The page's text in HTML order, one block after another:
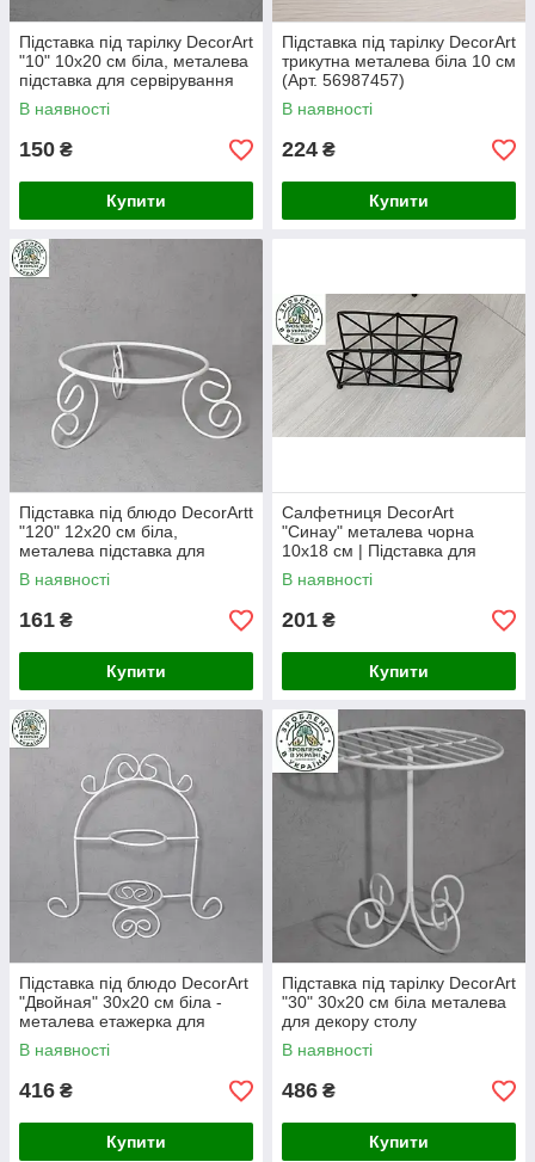
Підставка під тарілку DecorArt
"10" 10x20 см біла, металева
підставка для сервірування
столу
В наявності
150 ₴
Купити
Підставка під тарілку DecorArt
трикутна металева біла 10 см
(Арт. 56987457)
В наявності
224 ₴
Купити
Підставка під блюдо DecorArtt
"120" 12x20 см біла,
металева підставка для
сервірування, декор столу
В наявності
161 ₴
Купити
Салфетниця DecorArt
"Синау" металева чорна
10х18 см | Підставка для
серветок на стіл
В наявності
201 ₴
Купити
Підставка під блюдо DecorArt
"Двойная" 30x20 см біла -
металева етажерка для
сервірування та декору столу
В наявності
416 ₴
Купити
Підставка під тарілку DecorArt
"30" 30x20 см біла металева
для декору столу
В наявності
486 ₴
Купити